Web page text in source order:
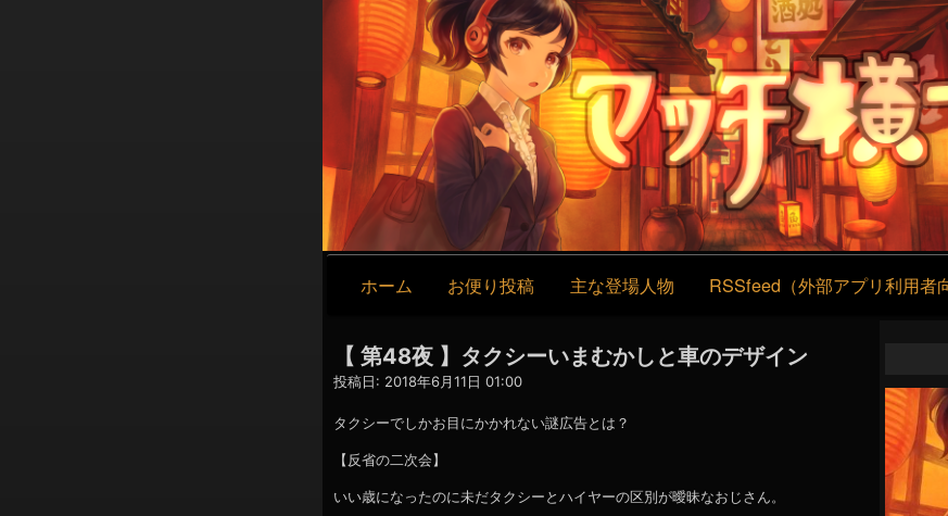
コ
ン
テ
ン
ツ
へ
ス
キ
ッ
プ
ナ
ビ
ゲ
ー
シ
ョ
ン
ホーム お便り投稿 主な登場人物 RSSfeed（外部アプリ利用者
【 第48夜 】タクシーいまむかしと車のデザイン
投稿日: 2018年6月11日 01:00
タクシーでしかお目にかかれない謎広告とは？
【反省の二次会】
いい歳になったのに未だタクシーとハイヤーの区別が曖昧なおじさん。